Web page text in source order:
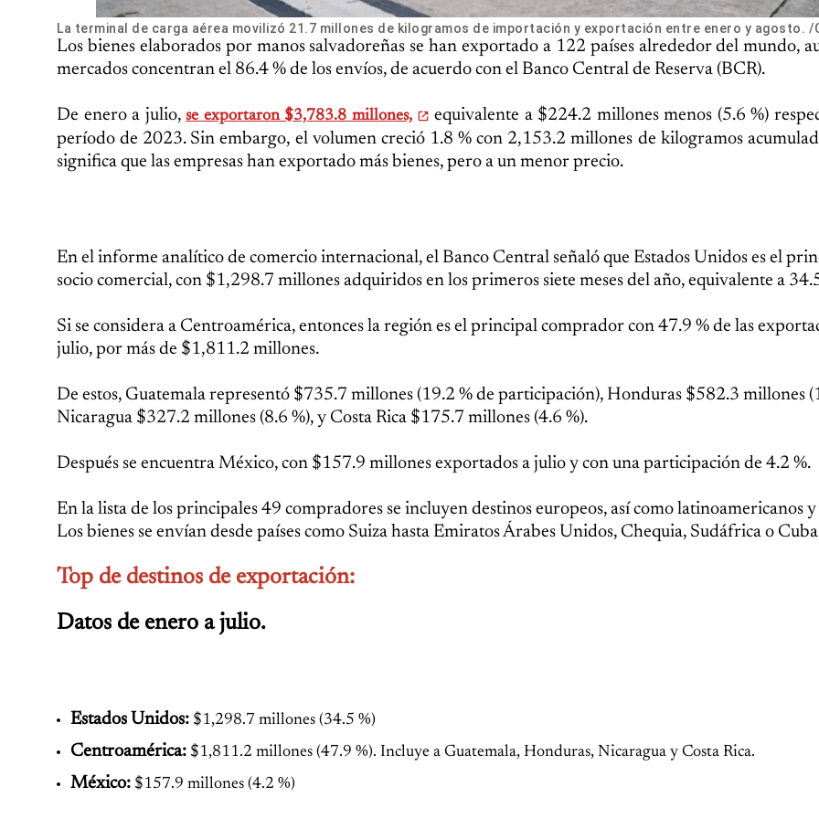
La terminal de carga aérea movilizó 21.7 millones de kilogramos de importación y exportación entre enero y agosto. /
Los bienes elaborados por manos salvadoreñas se han exportado a 122 países alrededor del mundo,
mercados concentran el 86.4 % de los envíos, de acuerdo con el Banco Central de Reserva (BCR).
De enero a julio,se exportaron $3,783.8 millones,
equivalente a $224.2 millones menos (5.6 %)
período de 2023. Sin embargo, el volumen creció 1.8 % con 2,153.2 millones de kilogramos
significa que las empresas han exportado más bienes, pero a un menor precio.
En el informe analítico de comercio internacional, el Banco Central señaló que Estados Unidos es el
socio comercial, con $1,298.7 millones adquiridos en los primeros siete meses del año, equivalente a
Si se considera a Centroamérica, entonces la región es el principal comprador con 47.9 % de las
julio, por más de $1,811.2 millones.
De estos, Guatemala representó $735.7 millones (19.2 % de participación), Honduras $582.3 millones
Nicaragua $327.2 millones (8.6 %), y Costa Rica $175.7 millones (4.6 %).
Después se encuentra México, con $157.9 millones exportados a julio y con una participación de 4.2 %.
En la lista de los principales 49 compradores se incluyen destinos europeos, así como latinoamericanos y
Los bienes se envían desde países como Suiza hasta Emiratos Árabes Unidos, Chequia, Sudáfrica o
Top de destinos de exportación:
Datos de enero a julio.
Estados Unidos: $1,298.7 millones (34.5 %)
Centroamérica: $1,811.2 millones (47.9 %). Incluye a Guatemala, Honduras, Nicaragua y Costa Rica.
México: $157.9 millones (4.2 %)